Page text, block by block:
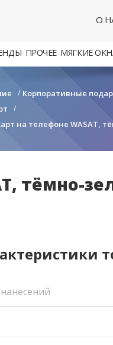
О
ПРОЧЕЕ МЯГКИЕ
/ Корпоративные
/
на телефоне WASAT,
тёмно-